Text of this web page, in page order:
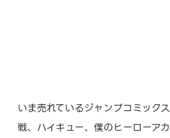
いま売れているジャンプコミック
戦、ハイキュー、僕のヒーローア